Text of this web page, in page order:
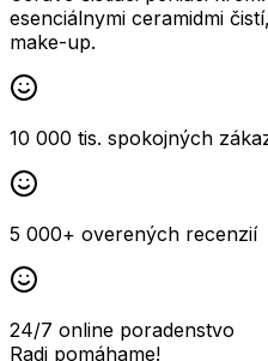
esenciálnymi ceramidmi
make-up.
10 000 tis. spokojných
5 000+ overených recenzií
24/7 online poradenstvo
Radi pomáhame!